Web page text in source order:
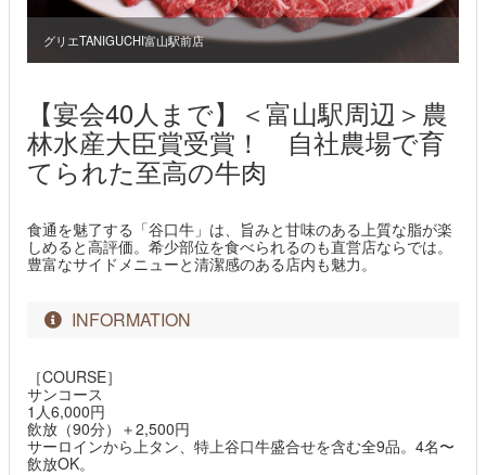
グリエTANIGUCHI富山駅前店
【宴会40人まで】＜富山駅周辺＞農
林水産大臣賞受賞！ 自社農場で育
てられた至高の牛肉
食通を魅了する「谷口牛」は、旨みと甘味のある上質な脂が楽
しめると高評価。希少部位を食べられるのも直営店ならでは。
豊富なサイドメニューと清潔感のある店内も魅力。
INFORMATION
［COURSE］
サンコース
1人6,000円
飲放（90分）＋2,500円
サーロインから上タン、特上谷口牛盛合せを含む全9品。4名〜
飲放OK。